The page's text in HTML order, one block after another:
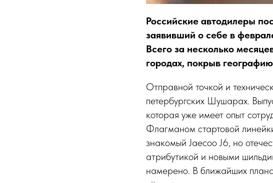
Российские автодилеры
заявивший о себе в
Всего за несколько
городах, покрыв
Отправной точкой и
петербургских Шушарах.
которая уже имеет опыт
Флагманом стартовой
знакомый Jaecoo J6, но
атрибутикой и новыми
намерено. В ближайших